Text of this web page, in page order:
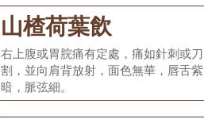
山楂荷葉飲
右上腹或胃脘痛有定處，痛如針刺或刀
割，並向肩背放射，面色無華，唇舌紫
暗，脈弦細。